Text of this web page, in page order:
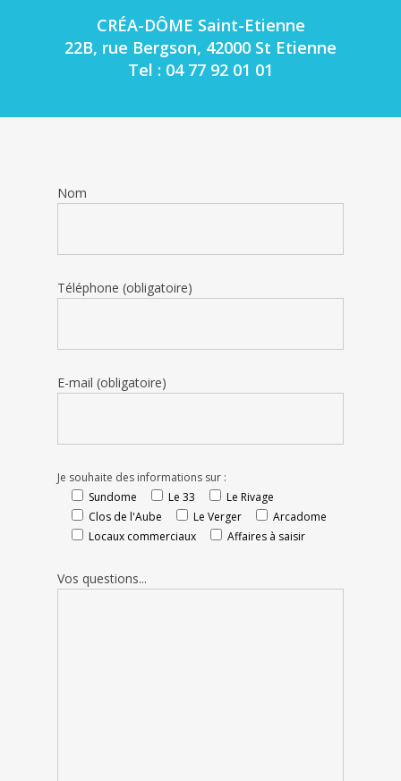
CRÉA-DÔME Saint-Etienne
22B, rue Bergson, 42000 St Etienne
Tel : 04 77 92 01 01
Nom
Téléphone (obligatoire)
E-mail (obligatoire)
Je souhaite des informations sur :
Sundome
Le 33
Le Rivage
Clos de l'Aube
Le Verger
Arcadome
Locaux commerciaux
Affaires à saisir
Vos questions...